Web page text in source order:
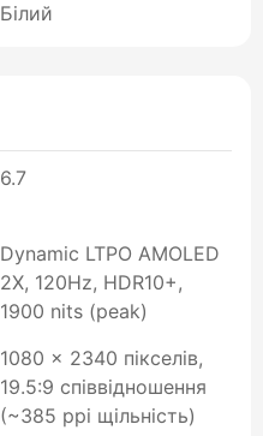
Білий
6.7
Dynamic LTPO AMOLED
2X, 120Hz, HDR10+,
1900 nits (peak)
1080 x 2340 пікселів,
19.5:9 співвідношення
(~385 ppi щільність)